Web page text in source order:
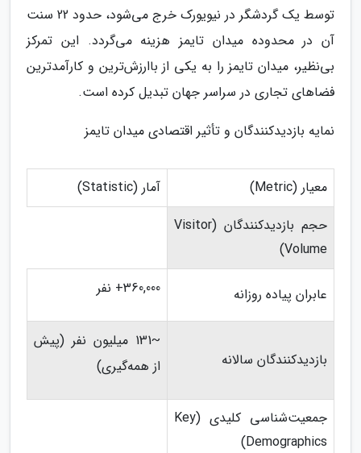
توسط یک گردشگر در نیویورک خرج می‌شود، حدود 22 سنت
آن در محدوده میدان تایمز هزینه می‌گردد. این تمرکز
بی‌نظیر، میدان تایمز را به یکی از باارزش‌ترین و کارآمدترین
فضاهای تجاری در سراسر جهان تبدیل کرده است.
نمایه بازدیدکنندگان و تأثیر اقتصادی میدان تایمز
معیار (Metric)
آمار (Statistic)
حجم بازدیدکنندگان (Visitor
Volume)
عابران پیاده روزانه 360,000+ نفر
بازدیدکنندگان سالانه
~131 میلیون نفر (پیش
از همه‌گیری)
جمعیت‌شناسی کلیدی (Key
Demographics)